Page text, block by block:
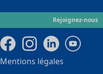
Rejoignez-nous
Mentions légales